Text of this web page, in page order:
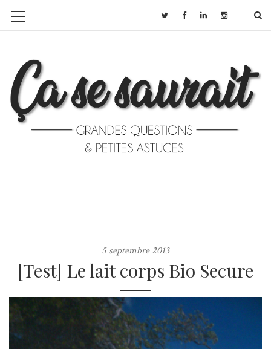
5 septembre 2013
[Test] Le lait corps Bio Secure